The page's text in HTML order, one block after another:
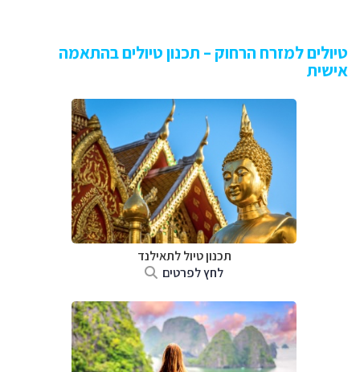
טיולים למזרח הרחוק – תכנון טיולים בהתאמה
אישית
תכנון טיול לתאילנד
לחץ לפרטים